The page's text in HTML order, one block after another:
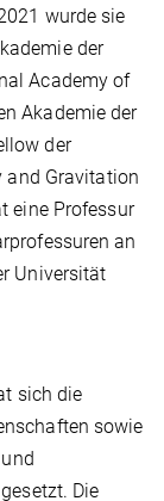
wurde sie
der
Academy of
Akademie der
der
and Gravitation
eine Professur
an
Universität
sich die
sowie
Die